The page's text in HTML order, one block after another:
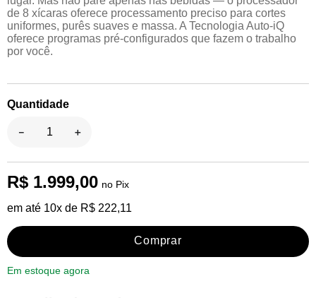
de 8 xícaras oferece processamento preciso para cortes
uniformes, purês suaves e massa. A Tecnologia Auto-iQ
oferece programas pré-configurados que fazem o trabalho
por você.
Quantidade
＋
－
R$ 1.999,00
em até 10x de R$ 222,11
Comprar
Em estoque agora